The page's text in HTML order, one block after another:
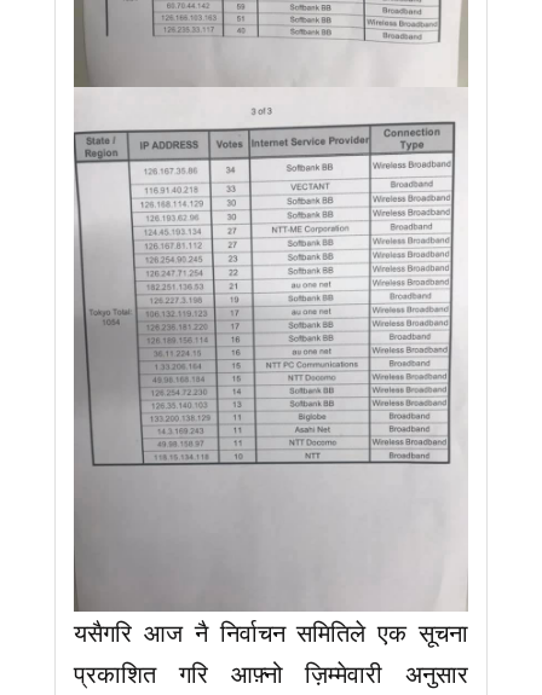
यसैगरि आज नै निर्वाचन समितिले एक सूचना
प्रकाशित गरि आफ़्नो ज़िम्मेवारी अनुसार